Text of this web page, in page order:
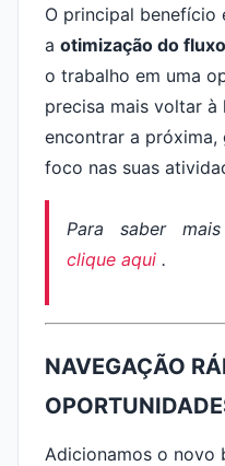
O principal benefício
a otimização do
o trabalho em uma
precisa mais voltar
encontrar a
foco nas suas
Para saber
clique aqui .
NAVEGAÇÃO
Adicionamos o novo